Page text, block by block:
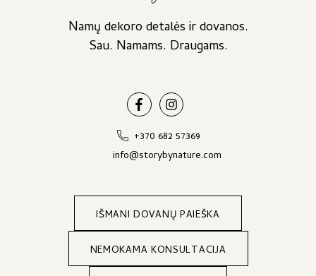
Namų dekoro detalės ir dovanos.
Sau. Namams. Draugams.
+370 682 57369
info@storybynature.com
IŠMANI DOVANŲ PAIEŠKA
NEMOKAMA KONSULTACIJA